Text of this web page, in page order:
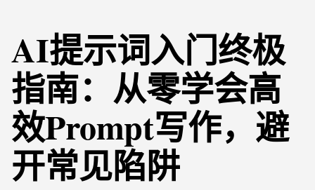
AI提示词入门终极
指南：从零学会高
效Prompt写作，避
开常见陷阱